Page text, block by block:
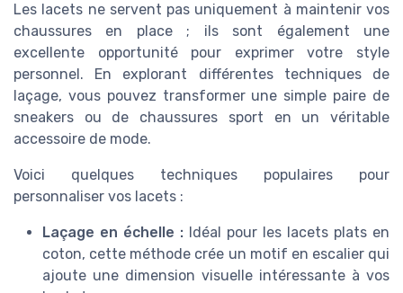
Les lacets ne servent pas uniquement à maintenir vos
chaussures en place ; ils sont également une
excellente opportunité pour exprimer votre style
personnel. En explorant différentes techniques de
laçage, vous pouvez transformer une simple paire de
sneakers ou de chaussures sport en un véritable
accessoire de mode.
Voici quelques techniques populaires pour
personnaliser vos lacets :
Laçage en échelle : Idéal pour les lacets plats en
coton, cette méthode crée un motif en escalier qui
ajoute une dimension visuelle intéressante à vos